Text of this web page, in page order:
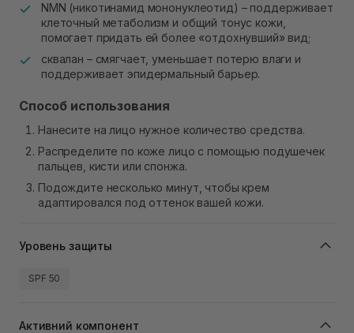
NMN (никотинамид мононуклеотид) – поддерживает
клеточный метаболизм и общий тонус кожи,
помогает придать ей более «отдохнувший» вид;
сквалан – смягчает, уменьшает потерю влаги и
поддерживает эпидермальный барьер.
Способ использования
Нанесите на лицо нужное количество средства.
Распределите по коже лицо с помощью подушечек
пальцев, кисти или спонжа.
Подождите несколько минут, чтобы крем
адаптировался под оттенок вашей кожи.
Уровень защиты
SPF 50
Активний компонент